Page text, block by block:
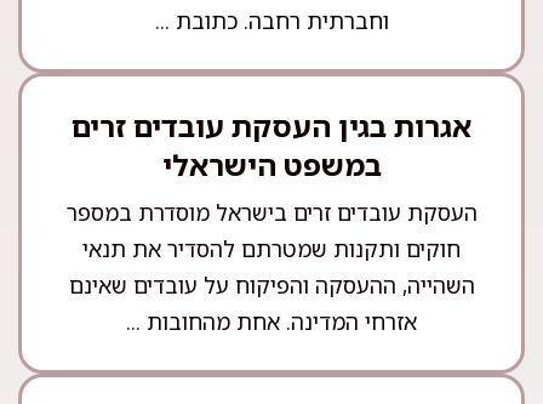
וחברתית רחבה. כתובת ...
אגרות בגין העסקת עובדים זרים
במשפט הישראלי
העסקת עובדים זרים בישראל מוסדרת במספר
חוקים ותקנות שמטרתם להסדיר את תנאי
השהייה, ההעסקה והפיקוח על עובדים שאינם
אזרחי המדינה. אחת מהחובות ...